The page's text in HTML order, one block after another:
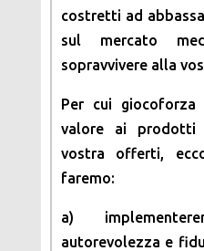
costretti ad
sul mercato
sopravvivere alla
Per cui
valore ai
vostra offerti,
faremo:
a)
autorevolezza e